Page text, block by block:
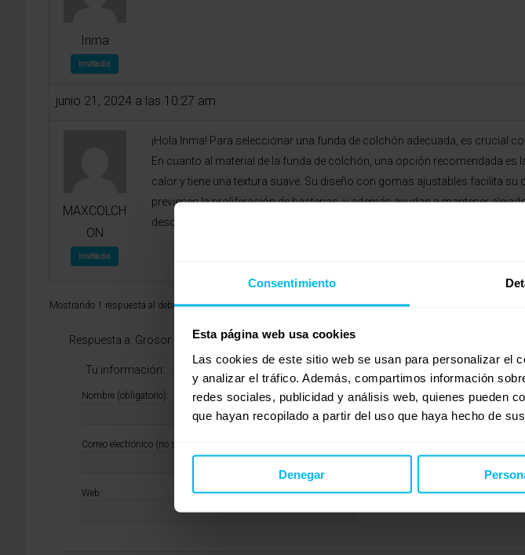
Consentimiento
Esta página web usa cookies
Las cookies de este sitio web se usan para personalizar el
y analizar el tráfico. Además, compartimos información
redes sociales, publicidad y análisis web, quienes pueden
que hayan recopilado a partir del uso que haya hecho de
Denegar
Inma
Invitado
junio 21, 2024 a las 10:27 am
MAXCOLCH
ON
Invitado
¡Hola Inma! Para seleccionar una funda de colchón adecuada, es crucial
En cuanto al material de la funda de colchón, una opción recomendada
calor y tiene una textura suave. Su diseño con gomas ajustables facilita
previenen la proliferación de bacterias, y además ayudan a mantener
descanso. Un saludo.
Mostrando 1 respuesta al debate
Respuesta a: Grosor adecuado de funda de colchón
Tu información:
Nombre (obligatorio):
Correo electrónico (no se publicará) (obligatorio):
Web: